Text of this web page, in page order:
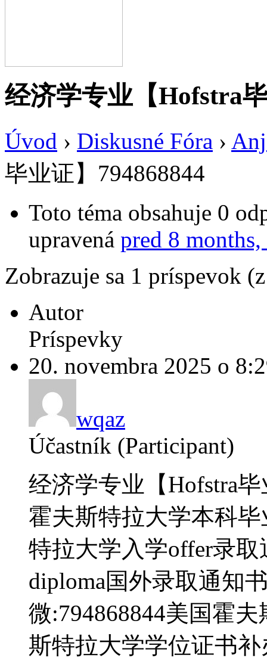
经济学专业【Hofstra
Úvod › Diskusné Fóra ›
毕业证】794868844
Toto téma obsahuje 0
upravená pred 8 months,
Zobrazuje sa 1 príspevok
Autor
Príspevky
20. novembra 2025 o
wqaz
Účastník (Participant)
经济学专业【Hofstra
霍夫斯特拉大学本科
特拉大学入学offer录取
diploma国外录取通知
微:794868844美国霍
斯特拉大学学位证书补